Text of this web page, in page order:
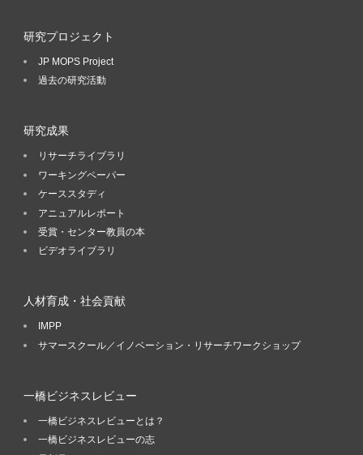
研究プロジェクト
JP MOPS Project
過去の研究活動
研究成果
リサーチライブラリ
ワーキングペーパー
ケーススタディ
アニュアルレポート
受賞・センター教員の本
ビデオライブラリ
人材育成・社会貢献
IMPP
サマースクール／イノベーション・リサーチワークショップ
一橋ビジネスレビュー
一橋ビジネスレビューとは？
一橋ビジネスレビューの志